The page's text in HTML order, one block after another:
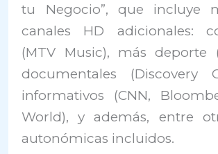
tu Negocio”, que incluye
canales HD adicionales:
(MTV Music), más deporte
documentales (Discovery
informativos (CNN,
World), y además, entre
autonómicas incluidos.